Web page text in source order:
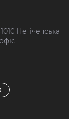
Нетіченська